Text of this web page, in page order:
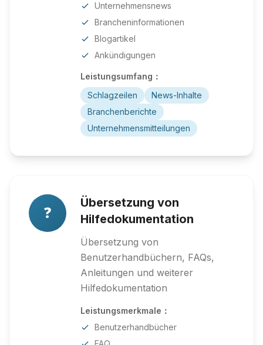
Unternehmensnews
Brancheninformationen
Blogartikel
Ankündigungen
Leistungsumfang：
Schlagzeilen
News-Inhalte
Branchenberichte
Unternehmensmitteilungen
❓
Übersetzung von
Hilfedokumentation
Übersetzung von
Benutzerhandbüchern, FAQs,
Anleitungen und weiterer
Hilfedokumentation
Leistungsmerkmale：
Benutzerhandbücher